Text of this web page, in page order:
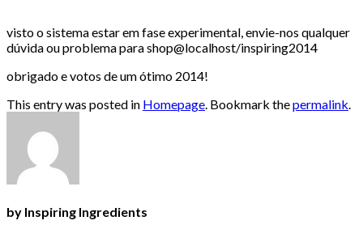
visto o sistema estar em fase experimental, envie-nos qualquer
dúvida ou problema para shop@localhost/inspiring2014
obrigado e votos de um ótimo 2014!
This entry was posted in Homepage. Bookmark thepermalink.
by Inspiring Ingredients